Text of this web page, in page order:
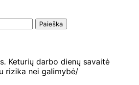
Keturių darbo dienų savaitė
rizika nei galimybė